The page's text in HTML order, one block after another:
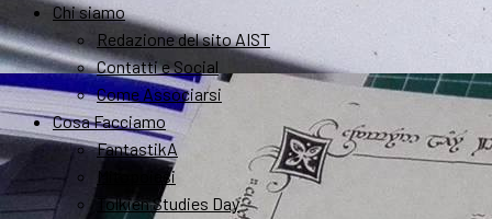
Chi siamo
Redazione del sito AIST
Contatti e Social
Come Associarsi
Cosa Facciamo
FantastikA
Mitopoiesi
Tolkien Studies Day